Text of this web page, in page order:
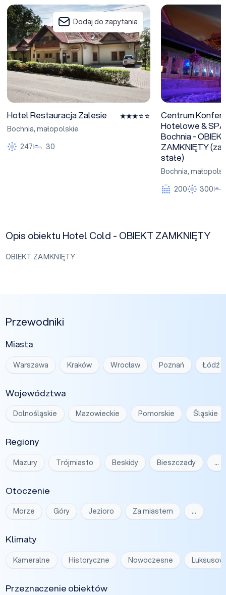
Hotel Restauracja Zalesie
Dodaj do zapytania
Hotel Restauracja Zalesie
Bochnia,małopolskie
247
30
Centrum
Centrum
Hotelowe &
Bochnia -
ZAMKNIĘTY
stałe)
Bochnia,
200
300
Opis obiektu Hotel Cold - OBIEKT ZAMKNIĘTY
OBIEKT ZAMKNIĘTY
Przewodniki
Miasta
Warszawa Kraków Wrocław Poznań Łódź
Województwa
Dolnośląskie Mazowieckie Pomorskie Śląskie
Regiony
Mazury Trójmiasto Beskidy Bieszczady …
Otoczenie
Morze Góry Jezioro Za miastem …
Klimaty
Kameralne Historyczne Nowoczesne
Przeznaczenie obiektów